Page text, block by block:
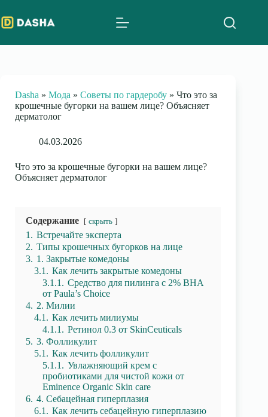
to
content
Dasha » Мода » Советы по гардеробу » Что это за
крошечные бугорки на вашем лице? Объясняет
дерматолог
04.03.2026
Что это за крошечные бугорки на вашем лице?
Объясняет дерматолог
Содержание скрыть
1. Встречайте эксперта
2. Типы крошечных бугорков на лице
3. 1. Закрытые комедоны
3.1. Как лечить закрытые комедоны
3.1.1. Средство для пилинга с 2% BHA
от Paula’s Choice
4. 2. Милии
4.1. Как лечить милиумы
4.1.1. Ретинол 0.3 от SkinCeuticals
5. 3. Фолликулит
5.1. Как лечить фолликулит
5.1.1. Увлажняющий крем с
пробиотиками для чистой кожи от
Eminence Organic Skin care
6. 4. Себацейная гиперплазия
6.1. Как лечить себацейную гиперплазию